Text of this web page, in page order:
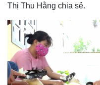
Bất động sản
Khởi nghiệp
Thị Thu Hằng chia sẻ.